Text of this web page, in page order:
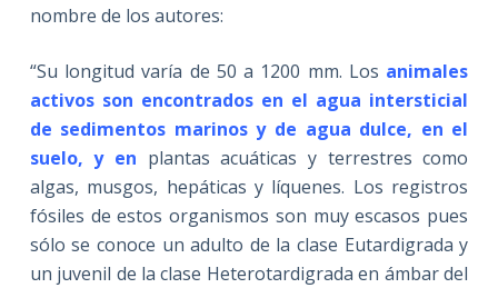
nombre de los autores:
“Su longitud varía de 50 a 1200 mm. Los animales
activos son encontrados en el agua intersticial
de sedimentos marinos y de agua dulce, en el
suelo, y en plantas acuáticas y terrestres como
algas, musgos, hepáticas y líquenes. Los registros
fósiles de estos organismos son muy escasos pues
sólo se conoce un adulto de la clase Eutardigrada y
un juvenil de la clase Heterotardigrada en ámbar del